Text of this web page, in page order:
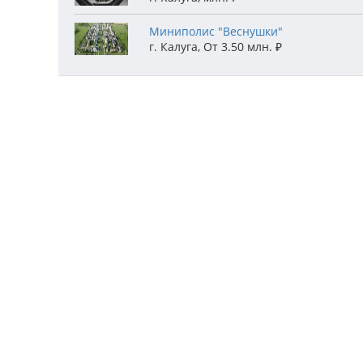
Миниполис "Веснушки"
г. Калуга, От 3.50 млн. ₽